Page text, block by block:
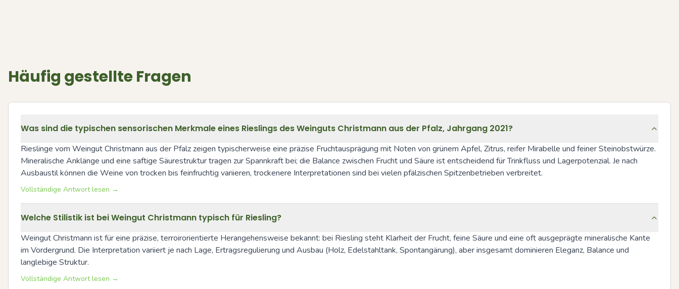
Häufig gestellte Fragen
Was sind die typischen sensorischen Merkmale eines Rieslings des Weinguts Christmann aus der Pfalz, Jahrgang 2021?
Rieslinge vom Weingut Christmann aus der Pfalz zeigen typischerweise eine präzise Fruchtausprägung mit Noten von grünem Apfel, Zitrus, reifer Mirabelle und feiner Steinobstwürze.
Mineralische Anklänge und eine saftige Säurestruktur tragen zur Spannkraft bei; die Balance zwischen Frucht und Säure ist entscheidend für Trinkfluss und Lagerpotenzial. Je nach
Ausbaustil können die Weine von trocken bis feinfruchtig variieren, trockenere Interpretationen sind bei vielen pfälzischen Spitzenbetrieben verbreitet.
Vollständige Antwort lesen →
Welche Stilistik ist bei Weingut Christmann typisch für Riesling?
Weingut Christmann ist für eine präzise, terroirorientierte Herangehensweise bekannt: bei Riesling steht Klarheit der Frucht, feine Säure und eine oft ausgeprägte mineralische Kante
im Vordergrund. Die Interpretation variiert je nach Lage, Ertragsregulierung und Ausbau (Holz, Edelstahltank, Spontangärung), aber insgesamt dominieren Eleganz, Balance und
langlebige Struktur.
Vollständige Antwort lesen →